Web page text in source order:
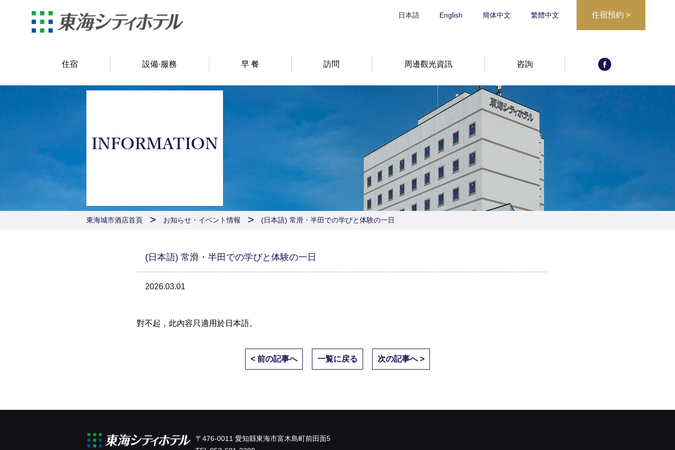
日本語 English 簡体中文 繁體中文 住宿預約 >
住宿 設備·服務 早 餐 訪問 周邊觀光資訊 咨詢
INFORMATION
東海城市酒店首頁 お知らせ・イベント情報 (日本語) 常滑・半田での学びと体験の一日
(日本語) 常滑・半田での学びと体験の一日
2026.03.01
對不起，此內容只適用於日本語。
< 前の記事へ 一覧に戻る 次の記事へ >
〒476-0011 愛知縣東海市富木島町前田面5